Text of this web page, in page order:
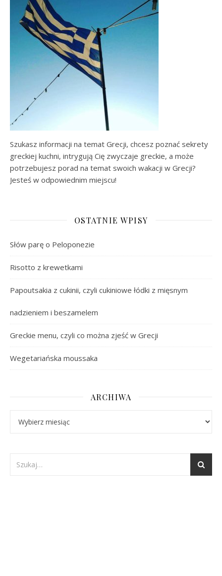
Szukasz informacji na temat Grecji, chcesz poznać sekrety
greckiej kuchni, intrygują Cię zwyczaje greckie, a może
potrzebujesz porad na temat swoich wakacji w Grecji?
Jesteś w odpowiednim miejscu!
OSTATNIE WPISY
Słów parę o Peloponezie
Risotto z krewetkami
Papoutsakia z cukinii, czyli cukiniowe łódki z mięsnym
nadzieniem i beszamelem
Greckie menu, czyli co można zjeść w Grecji
Wegetariańska moussaka
ARCHIWA